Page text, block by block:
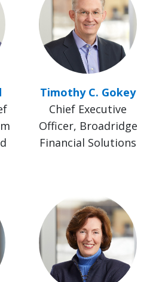
Timothy C. Gokey
Chief Executive
Officer, Broadridge
Financial Solutions